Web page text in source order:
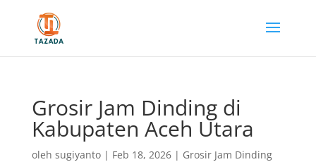
Grosir Jam Dinding di
Kabupaten Aceh Utara
oleh sugiyanto| Feb 18, 2026| Grosir Jam Dinding